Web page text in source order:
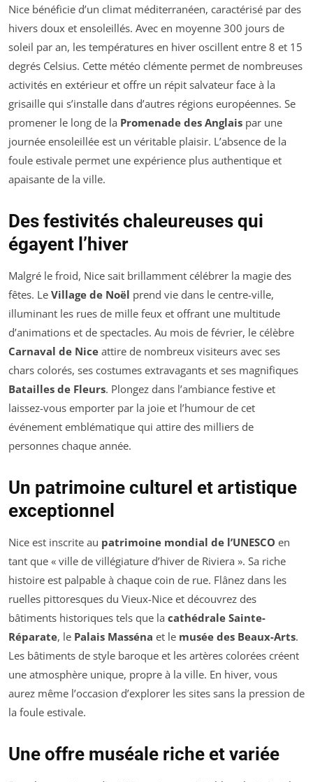
Nice bénéficie d’un climat méditerranéen, caractérisé par des
hivers doux et ensoleillés. Avec en moyenne 300 jours de
soleil par an, les températures en hiver oscillent entre 8 et 15
degrés Celsius. Cette météo clémente permet de nombreuses
activités en extérieur et offre un répit salvateur face à la
grisaille qui s’installe dans d’autres régions européennes. Se
promener le long de la Promenade des Anglais par une
journée ensoleillée est un véritable plaisir. L’absence de la
foule estivale permet une expérience plus authentique et
apaisante de la ville.
Des festivités chaleureuses qui
égayent l’hiver
Malgré le froid, Nice sait brillamment célébrer la magie des
fêtes. Le Village de Noël prend vie dans le centre-ville,
illuminant les rues de mille feux et offrant une multitude
d’animations et de spectacles. Au mois de février, le célèbre
Carnaval de Nice attire de nombreux visiteurs avec ses
chars colorés, ses costumes extravagants et ses magnifiques
Batailles de Fleurs. Plongez dans l’ambiance festive et
laissez-vous emporter par la joie et l’humour de cet
événement emblématique qui attire des milliers de
personnes chaque année.
Un patrimoine culturel et artistique
exceptionnel
Nice est inscrite au patrimoine mondial de l’UNESCO en
tant que « ville de villégiature d’hiver de Riviera ». Sa riche
histoire est palpable à chaque coin de rue. Flânez dans les
ruelles pittoresques du Vieux-Nice et découvrez des
bâtiments historiques tels que la cathédrale Sainte-
Réparate, le Palais Masséna et le musée des Beaux-Arts.
Les bâtiments de style baroque et les artères colorées créent
une atmosphère unique, propre à la ville. En hiver, vous
aurez même l’occasion d’explorer les sites sans la pression de
la foule estivale.
Une offre muséale riche et variée